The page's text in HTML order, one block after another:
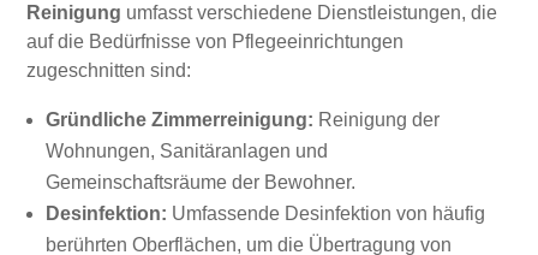
Reinigung umfasst verschiedene Dienstleistungen, die
auf die Bedürfnisse von Pflegeeinrichtungen
zugeschnitten sind:
Gründliche Zimmerreinigung: Reinigung der
Wohnungen, Sanitäranlagen und
Gemeinschaftsräume der Bewohner.
Desinfektion: Umfassende Desinfektion von häufig
berührten Oberflächen, um die Übertragung von